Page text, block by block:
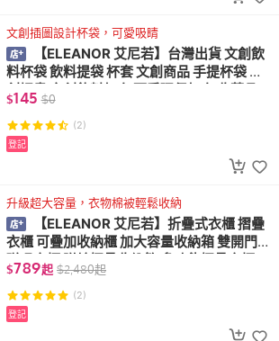
文創插圖設計杯袋，可愛吸睛
【ELEANOR 艾尼若】台灣出貨 文創飲
料杯袋 飲料提袋 杯套 文創商品 手提杯袋 文
創插畫 文創飲料杯套 可愛環保杯套 收藏品
交換禮物
$145 $0
(2)
登記
升級超大容量，衣物棉被輕鬆收納
【ELEANOR 艾尼若】折疊式衣櫃 摺疊
衣櫃 可疊加收納櫃 加大容量收納箱 雙開門
磁吸衣櫃 附輪摺疊收納箱 多功能摺疊衣櫃
$789起 $2,480起
(2)
登記